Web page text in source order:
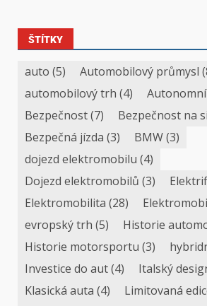
ŠTÍTKY
auto (5) Automobilový průmysl
automobilový trh (4)
Bezpečnost(7) Bezpečnost na
Bezpečná jízda (3) BMW(3)
dojezd elektromobilu (4)
Dojezd elektromobilů (3)
Elektromobilita (28)
evropský trh (5) Historie
Historie motorsportu (3)
Investice do aut(4) Italský
Klasická auta (4) Limitovaná